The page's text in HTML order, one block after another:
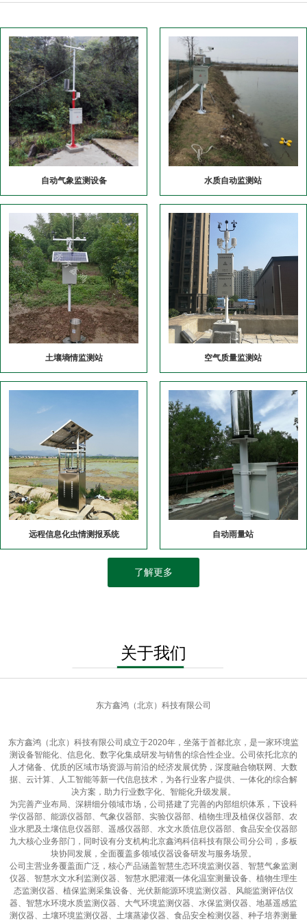
自动气象监测设备 水质自动监测站
土壤墒情监测站 空气质量监测站
远程信息化虫情测报系统 自动雨量站
了解更多
关于我们
东方鑫鸿（北京）科技有限公司
东方鑫鸿（北京）科技有限公司成立于2020年，坐落于首都北京，是一家环境监
测设备智能化、信息化、数字化集成研发与销售的综合性企业。公司依托北京的
人才储备、优质的区域市场资源与前沿的经济发展优势，深度融合物联网、大数
据、云计算、人工智能等新一代信息技术，为各行业客户提供、一体化的综合解
决方案，助力行业数字化、智能化升级发展。
为完善产业布局、深耕细分领域市场，公司搭建了完善的内部组织体系，下设科
学仪器部、能源仪器部、气象仪器部、实验仪器部、植物生理及植保仪器部、农
业水肥及土壤信息仪器部、遥感仪器部、水文水质信息仪器部、食品安全仪器部
九大核心业务部门，同时设有分支机构北京鑫鸿科信科技有限公司分公司，多板
块协同发展，全面覆盖多领域仪器设备研发与服务场景。
公司主营业务覆盖面广泛，核心产品涵盖智慧生态环境监测仪器、智慧气象监测
仪器、智慧水文水利监测仪器、智慧水肥灌溉一体化温室测量设备、植物生理生
态监测仪器、植保监测采集设备、光伏新能源环境监测仪器、风能监测评估仪
器、智慧水环境水质监测仪器、大气环境监测仪器、水保监测仪器、地基遥感监
测仪器、土壤环境监测仪器、土壤蒸渗仪器、食品安全检测仪器、种子培养测量